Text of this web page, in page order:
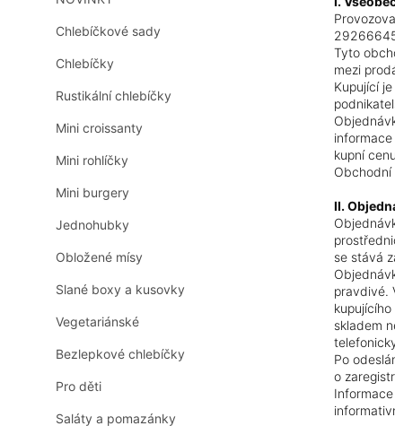
Chlebíčkové sady
Chlebíčky
Rustikální chlebíčky
Mini croissanty
Mini rohlíčky
Mini burgery
Jednohubky
Obložené mísy
Slané boxy a kusovky
Vegetariánské
Bezlepkové chlebíčky
Pro děti
Saláty a pomazánky
Tyto
mezi
Kupující
kupní
Obchodní
II.
se stává
pravdivé.
skladem
Po
o